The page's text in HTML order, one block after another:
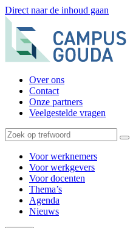
Direct naar de inhoud gaan
Over ons
Contact
Onze partners
Veelgestelde vragen
Voor werknemers
Voor werkgevers
Voor docenten
Thema’s
Agenda
Nieuws